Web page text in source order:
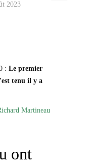
2023
: Le premier
tenu il y a
Martineau
ont